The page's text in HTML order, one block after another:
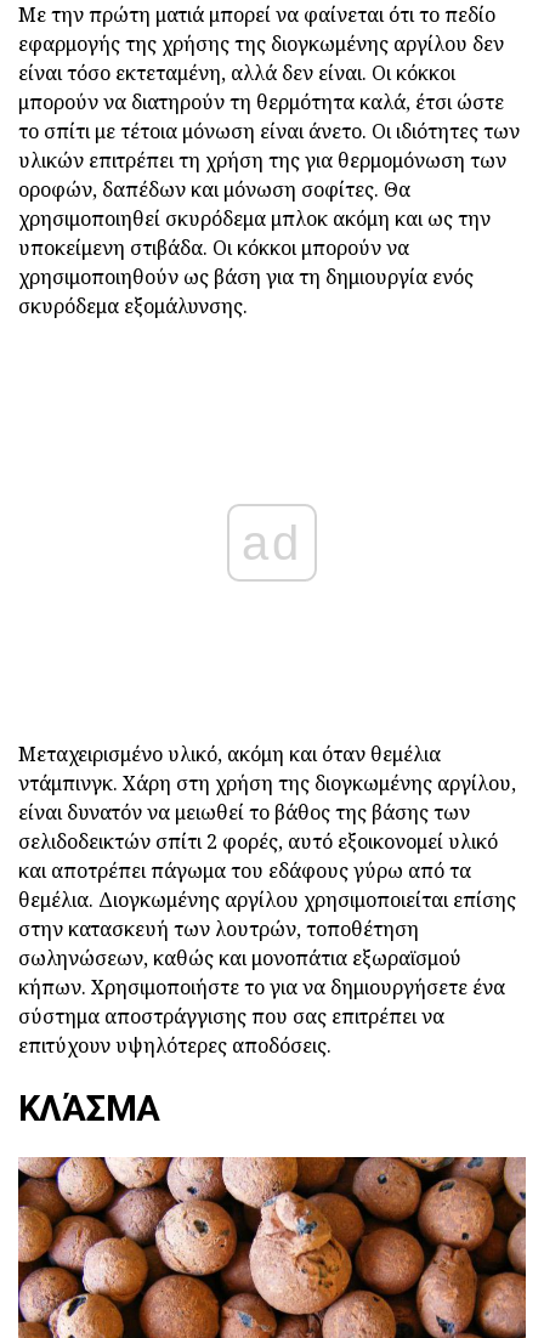
Με την πρώτη ματιά μπορεί να φαίνεται ότι το πεδίο
εφαρμογής της χρήσης της διογκωμένης αργίλου δεν
είναι τόσο εκτεταμένη, αλλά δεν είναι. Οι κόκκοι
μπορούν να διατηρούν τη θερμότητα καλά, έτσι ώστε
το σπίτι με τέτοια μόνωση είναι άνετο. Οι ιδιότητες των
υλικών επιτρέπει τη χρήση της για θερμομόνωση των
οροφών, δαπέδων και μόνωση σοφίτες. Θα
χρησιμοποιηθεί σκυρόδεμα μπλοκ ακόμη και ως την
υποκείμενη στιβάδα. Οι κόκκοι μπορούν να
χρησιμοποιηθούν ως βάση για τη δημιουργία ενός
σκυρόδεμα εξομάλυνσης.
ad
Μεταχειρισμένο υλικό, ακόμη και όταν θεμέλια
ντάμπινγκ. Χάρη στη χρήση της διογκωμένης αργίλου,
είναι δυνατόν να μειωθεί το βάθος της βάσης των
σελιδοδεικτών σπίτι 2 φορές, αυτό εξοικονομεί υλικό
και αποτρέπει πάγωμα του εδάφους γύρω από τα
θεμέλια. Διογκωμένης αργίλου χρησιμοποιείται επίσης
στην κατασκευή των λουτρών, τοποθέτηση
σωληνώσεων, καθώς και μονοπάτια εξωραϊσμού
κήπων. Χρησιμοποιήστε το για να δημιουργήσετε ένα
σύστημα αποστράγγισης που σας επιτρέπει να
επιτύχουν υψηλότερες αποδόσεις.
ΚΛΆΣΜΑ